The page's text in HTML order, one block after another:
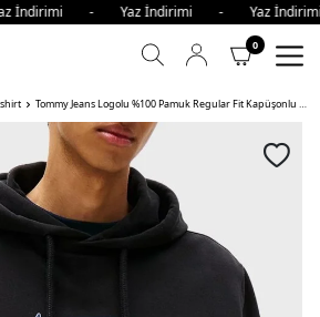
- Yaz İndirimi - Yaz
0
Tommy Jeans Logolu %100 Pamuk Regular Fit Kapüşonlu Erkek Sweat BDS